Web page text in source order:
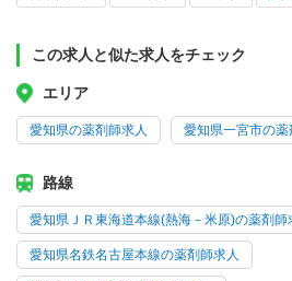
この求人と似た求人をチェック
エリア
愛知県の薬剤師求人 愛知県一宮市の薬
路線
愛知県ＪＲ東海道本線(熱海－米原)の薬剤師
愛知県名鉄名古屋本線の薬剤師求人